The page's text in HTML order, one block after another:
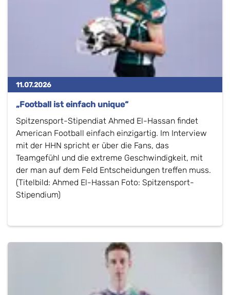
11.07.2026
„Football ist einfach unique“
Spitzensport-Stipendiat Ahmed El-Hassan findet
American Football einfach einzigartig. Im Interview
mit der HHN spricht er über die Fans, das
Teamgefühl und die extreme Geschwindigkeit, mit
der man auf dem Feld Entscheidungen treffen muss.
(Titelbild: Ahmed El-Hassan Foto: Spitzensport-
Stipendium)